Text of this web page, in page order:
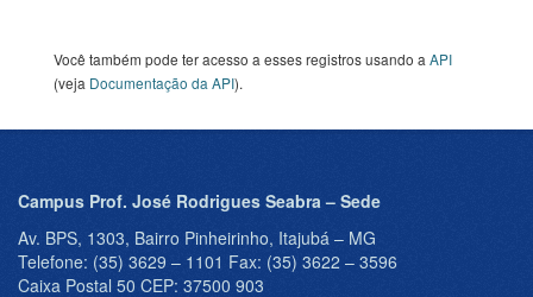
Você também pode ter acesso a esses registros usando a API
(veja Documentação da API).
Campus Prof. José Rodrigues Seabra – Sede
Av. BPS, 1303, Bairro Pinheirinho, Itajubá – MG
Telefone: (35) 3629 – 1101 Fax: (35) 3622 – 3596
Caixa Postal 50 CEP: 37500 903